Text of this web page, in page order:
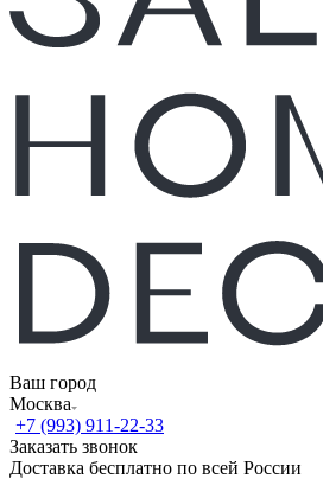
Ваш город
Москва
+7 (993) 911-22-33
Заказать звонок
Доставка бесплатно по всей России